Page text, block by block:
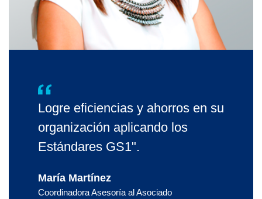
Logre eficiencias y ahorros en su
organización aplicando los
Estándares GS1".
María Martínez
Coordinadora Asesoría al Asociado